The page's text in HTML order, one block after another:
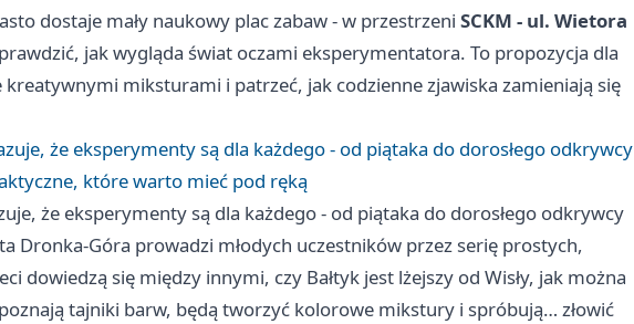
dostaje mały naukowy plac zabaw - w przestrzeni SCKM - ul. Wietora
jak wygląda świat oczami eksperymentatora. To propozycja dla
miksturami i patrzeć, jak codzienne zjawiska zamieniają się
że eksperymenty są dla każdego - od piątaka do dorosłego odkrywcy
które warto mieć pod ręką
że eksperymenty są dla każdego - od piątaka do dorosłego odkrywcy
Dronka-Góra prowadzi młodych uczestników przez serię prostych,
dowiedzą się między innymi, czy Bałtyk jest lżejszy od Wisły, jak można
tajniki barw, będą tworzyć kolorowe mikstury i spróbują… złowić